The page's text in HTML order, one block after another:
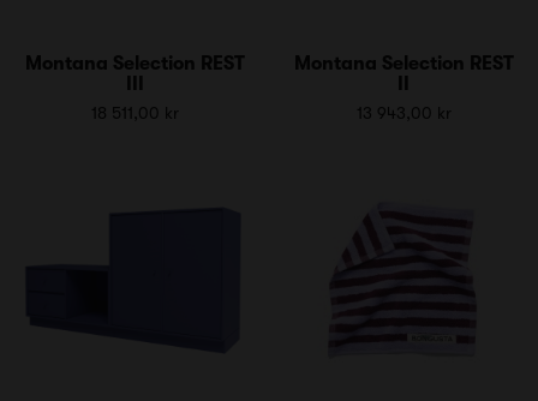
Montana Selection REST
18 511,00 kr
Montana Selection REST
13 943,00 kr